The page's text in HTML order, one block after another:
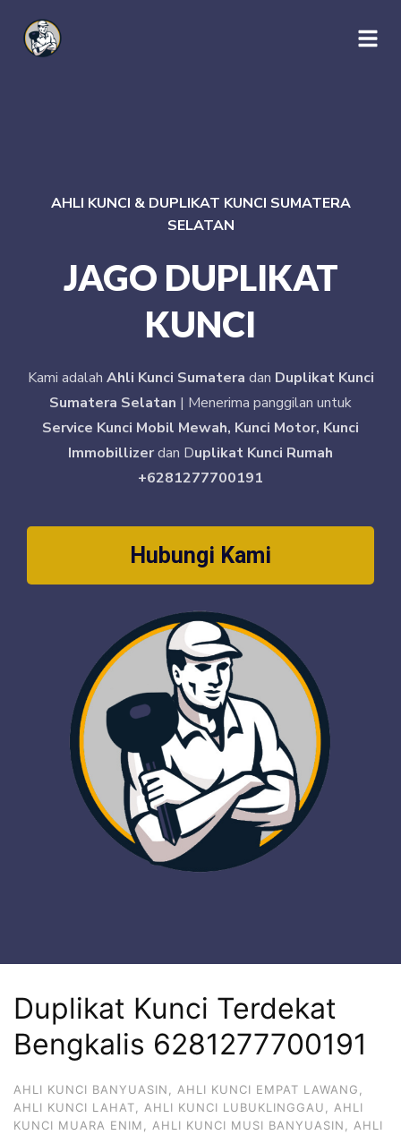
AHLI KUNCI & DUPLIKAT KUNCI SUMATERA
SELATAN
JAGO DUPLIKAT
KUNCI
Kami adalah Ahli Kunci Sumatera dan Duplikat Kunci
Sumatera Selatan | Menerima panggilan untuk
Service Kunci Mobil Mewah, Kunci Motor, Kunci
Immobillizerdan Duplikat Kunci Rumah
+6281277700191
Hubungi Kami
Duplikat Kunci Terdekat
Bengkalis 6281277700191
AHLI KUNCI BANYUASIN, AHLI KUNCI EMPAT LAWANG,
AHLI KUNCI LAHAT, AHLI KUNCI LUBUKLINGGAU, AHLI
KUNCI MUARA ENIM, AHLI KUNCI MUSI BANYUASIN, AHLI